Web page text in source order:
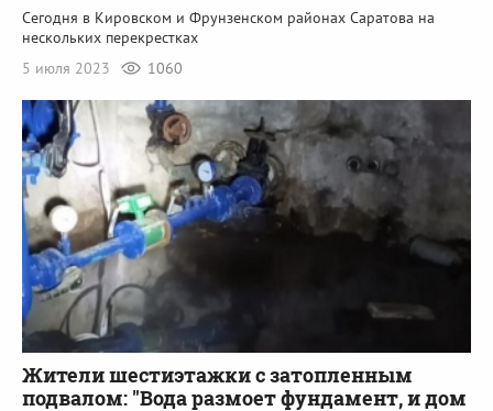
Сегодня в Кировском и Фрунзенском районах Саратова на
нескольких перекрестках
5 июля 2023
1060
Жители шестиэтажки с затопленным
подвалом: "Вода размоет фундамент, и дом